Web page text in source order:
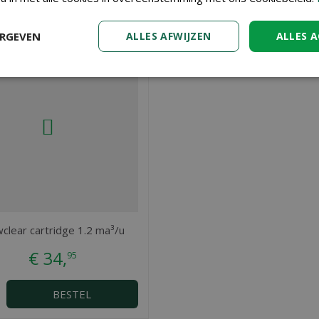
cartridge 1.2 ma³/u
€ 34,95
BESTEL
ALLES
ALLES AFWIJZEN